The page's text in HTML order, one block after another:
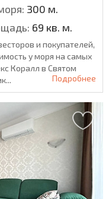
300 м.
69 кв. м.
и покупателей,
у моря на самых
Коралл в Святом
Подробнее